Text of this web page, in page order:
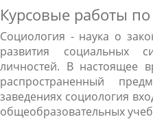
Курсовые работы
Социология - наука о
развития социальных
личностей. В настоящее
распространенный
заведениях социология
общеобразовательных